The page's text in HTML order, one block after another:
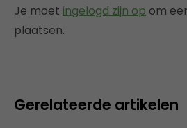
Je moet ingelogd zijn op om
plaatsen.
Gerelateerde artikelen